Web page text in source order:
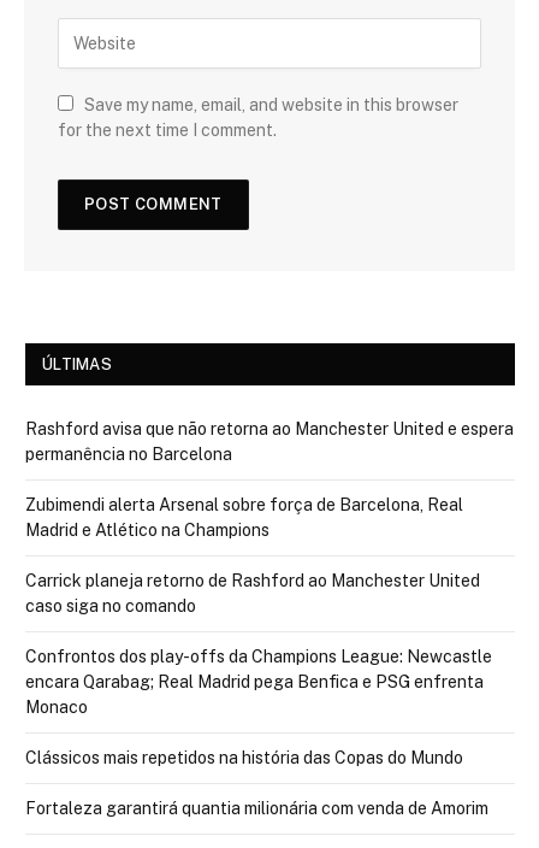
Save my name, email, and website in this browser
for the next time I comment.
ÚLTIMAS
Rashford avisa que não retorna ao Manchester United e espera
permanência no Barcelona
Zubimendi alerta Arsenal sobre força de Barcelona, Real
Madrid e Atlético na Champions
Carrick planeja retorno de Rashford ao Manchester United
caso siga no comando
Confrontos dos play-offs da Champions League: Newcastle
encara Qarabag; Real Madrid pega Benfica e PSG enfrenta
Monaco
Clássicos mais repetidos na história das Copas do Mundo
Fortaleza garantirá quantia milionária com venda de Amorim